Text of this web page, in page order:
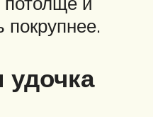
покрупнее.
удочка